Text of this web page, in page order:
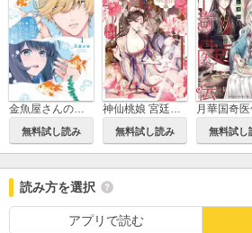
金魚屋さんのかりそめ夫婦
無料試し読み
神仙桃娘 宮廷の贄
無料試し読み
月華国奇
無料試し
読み方を選択
アプリで読む